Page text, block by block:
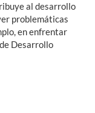
al desarrollo
problemáticas
en enfrentar
Desarrollo